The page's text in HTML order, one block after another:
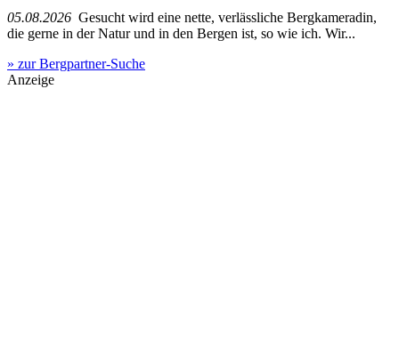
05.08.2026 Gesucht wird eine nette, verlässliche Bergkameradin,
die gerne in der Natur und in den Bergen ist, so wie ich. Wir...
» zur Bergpartner-Suche
Anzeige